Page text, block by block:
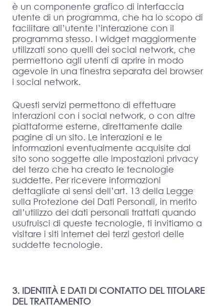
è un componente grafico di interfaccia
utente di un programma, che ha lo scopo di
facilitare all’utente l’interazione con il
programma stesso. I widget maggiormente
utilizzati sono quelli dei social network, che
permettono agli utenti di aprire in modo
agevole in una finestra separata del browser
i social network.
Questi servizi permettono di effettuare
interazioni con i social network, o con altre
piattaforme esterne, direttamente dalle
pagine di un sito. Le interazioni e le
informazioni eventualmente acquisite dal
sito sono soggette alle impostazioni privacy
del terzo che ha creato le tecnologie
suddette. Per ricevere informazioni
dettagliate ai sensi dell’art. 13 della Legge
sulla Protezione dei Dati Personali, in merito
all’utilizzo dei dati personali trattati quando
usufruisci di queste tecnologie, ti invitiamo a
visitare i siti internet dei terzi gestori delle
suddette tecnologie.
3. IDENTITÀ E DATI DI CONTATTO DEL TITOLARE
DEL TRATTAMENTO